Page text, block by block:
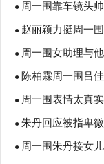
围谈和朱丹恋情竟
● 周一围靠车镜头
call!
● 赵丽颖力挺周一
长！
● 周一围女助理与
朱丹
● 陈柏霖周一围吕
少
● 周一围表情太真
元宵小品
● 朱丹回应被指卑
的是“无知”
● 周一围朱丹接女